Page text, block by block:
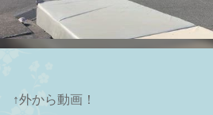
↑外から動画！